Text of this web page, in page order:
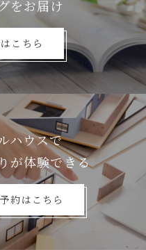
をお届け
こちら
ハウスで
が体験できる
約はこちら